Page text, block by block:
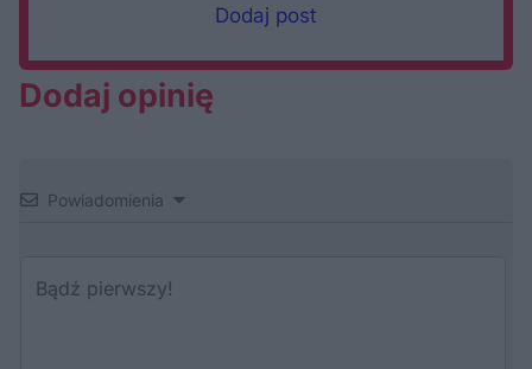
Dodaj post
Dodaj opinię
Powiadomienia